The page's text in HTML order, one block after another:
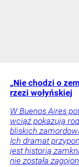
„Nie chodzi o
rzezi wołyńskiej
W Buenos Aires
wciąż pokazują
bliskich
Ich dramat
jest historią
nie została